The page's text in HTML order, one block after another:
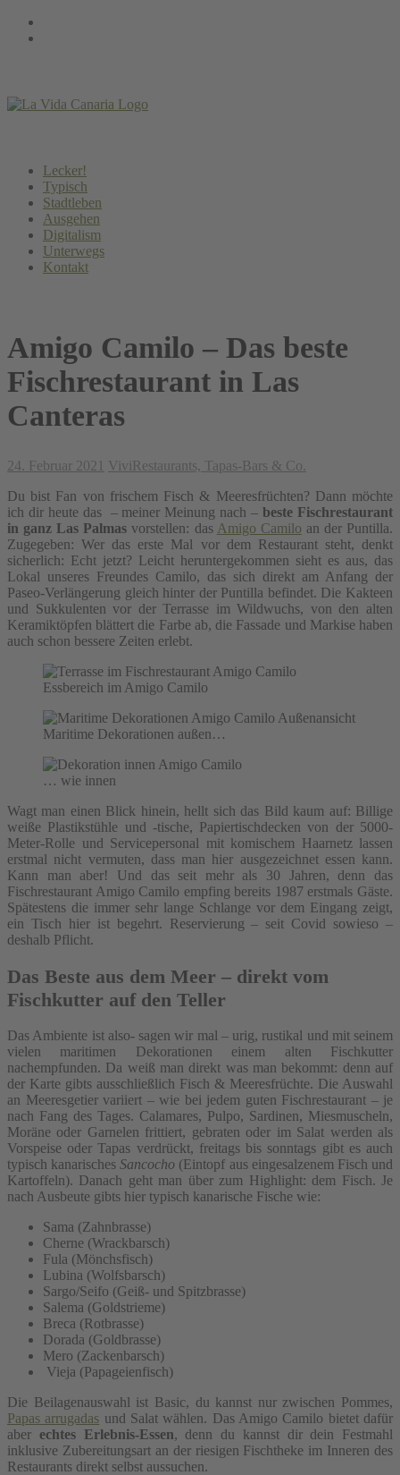
Springe
zum
Lecker!
Typisch
Stadtleben
Ausgehen
Digitalism
Unterwegs
Kontakt
Amigo Camilo – Das beste
Fischrestaurant in Las
Canteras
24. Februar 2021 ViviRestaurants, Tapas-Bars & Co.
Du bist Fan von frischem Fisch & Meeresfrüchten? Dann möchte
ich dir heute das – meiner Meinung nach –beste Fischrestaurant
in ganz Las Palmas vorstellen: das Amigo Camilo an der Puntilla.
Zugegeben: Wer das erste Mal vor dem Restaurant steht, denkt
sicherlich: Echt jetzt? Leicht heruntergekommen sieht es aus, das
Lokal unseres Freundes Camilo, das sich direkt am Anfang der
Paseo-Verlängerung gleich hinter der Puntilla befindet. Die Kakteen
und Sukkulenten vor der Terrasse im Wildwuchs, von den alten
Keramiktöpfen blättert die Farbe ab, die Fassade und Markise haben
auch schon bessere Zeiten erlebt.
Essbereich im Amigo Camilo
Maritime Dekorationen außen…
… wie innen
Wagt man einen Blick hinein, hellt sich das Bild kaum auf: Billige
weiße Plastikstühle und -tische, Papiertischdecken von der 5000-
Meter-Rolle und Servicepersonal mit komischem Haarnetz lassen
erstmal nicht vermuten, dass man hier ausgezeichnet essen kann.
Kann man aber! Und das seit mehr als 30 Jahren, denn das
Fischrestaurant Amigo Camilo empfing bereits 1987 erstmals Gäste.
Spätestens die immer sehr lange Schlange vor dem Eingang zeigt,
ein Tisch hier ist begehrt. Reservierung – seit Covid sowieso –
deshalb Pflicht.
Das Beste aus dem Meer – direkt vom
Fischkutter auf den Teller
Das Ambiente ist also- sagen wir mal – urig, rustikal und mit seinem
vielen maritimen Dekorationen einem alten Fischkutter
nachempfunden. Da weiß man direkt was man bekommt: denn auf
der Karte gibts ausschließlich Fisch & Meeresfrüchte. Die Auswahl
an Meeresgetier variiert – wie bei jedem guten Fischrestaurant – je
nach Fang des Tages. Calamares, Pulpo, Sardinen, Miesmuscheln,
Moräne oder Garnelen frittiert, gebraten oder im Salat werden als
Vorspeise oder Tapas verdrückt, freitags bis sonntags gibt es auch
typisch kanarischesSancocho (Eintopf aus eingesalzenem Fisch und
Kartoffeln). Danach geht man über zum Highlight: dem Fisch. Je
nach Ausbeute gibts hier typisch kanarische Fische wie:
Sama (Zahnbrasse)
Cherne (Wrackbarsch)
Fula (Mönchsfisch)
Lubina (Wolfsbarsch)
Sargo/Seifo (Geiß- und Spitzbrasse)
Salema (Goldstrieme)
Breca (Rotbrasse)
Dorada (Goldbrasse)
Mero (Zackenbarsch)
Vieja (Papageienfisch)
Die Beilagenauswahl ist Basic, du kannst nur zwischen Pommes,
Papas arrugadas und Salat wählen. Das Amigo Camilo bietet dafür
aber echtes Erlebnis-Essen, denn du kannst dir dein Festmahl
inklusive Zubereitungsart an der riesigen Fischtheke im Inneren des
Restaurants direkt selbst aussuchen.